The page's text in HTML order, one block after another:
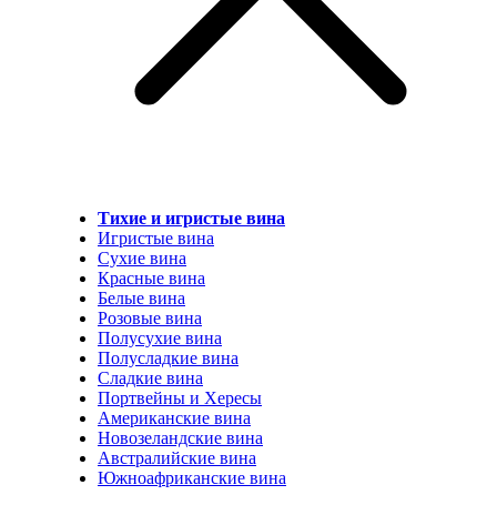
Тихие и игристые вина
Игристые вина
Сухие вина
Красные вина
Белые вина
Розовые вина
Полусухие вина
Полусладкие вина
Сладкие вина
Портвейны и Хересы
Американские вина
Новозеландские вина
Австралийские вина
Южноафриканские вина